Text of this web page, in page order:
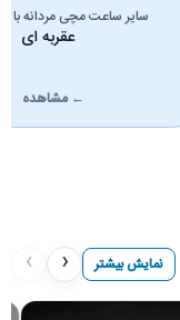
سایر ساعت مچی مردانه
عقربه ای
← مشاهده
نمایش بیشتر ‹
›